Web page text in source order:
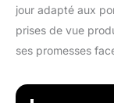
jour adapté aux
prises de vue
ses promesses